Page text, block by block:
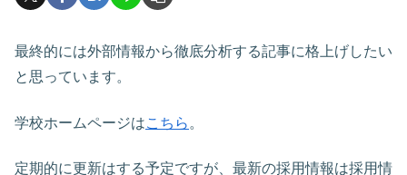
最終的には外部情報から徹底分析する記事に格上げしたい
と思っています。
学校ホームページはこちら 。
定期的に更新はする予定ですが、最新の採用情報は採用情